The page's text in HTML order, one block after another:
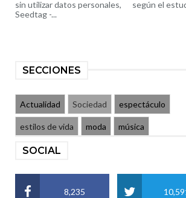
sin utilizar datos personales, según el
Seedtag -...
SECCIONES
Actualidad Sociedad espectáculo
estilos de vida moda música
SOCIAL
8,235